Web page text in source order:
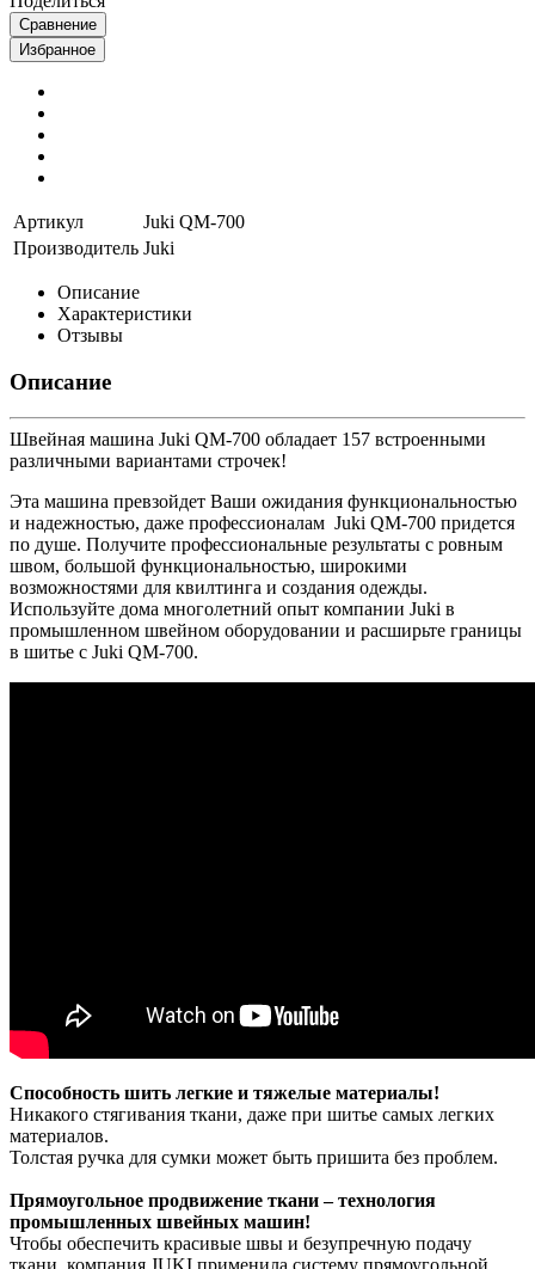
Сравнение
Избранное
Артикул
Juki QM-700
Производитель Juki
Описание
Характеристики
Отзывы
Описание
Швейная машина Juki QM-700 обладает 157 встроенными
различными вариантами строчек!
Эта машина превзойдет Ваши ожидания функциональностью
и надежностью, даже профессионалам Juki QM-700 придется
по душе. Получите профессиональные результаты с ровным
швом, большой функциональностью, широкими
возможностями для квилтинга и создания одежды.
Используйте дома многолетний опыт компании Juki в
промышленном швейном оборудовании и расширьте границы
в шитье с Juki QM-700.
Способность шить легкие и тяжелые материалы!
Никакого стягивания ткани, даже при шитье самых легких
материалов.
Толстая ручка для сумки может быть пришита без проблем.
Прямоугольное продвижение ткани – технология
промышленных швейных машин!
Чтобы обеспечить красивые швы и безупречную подачу